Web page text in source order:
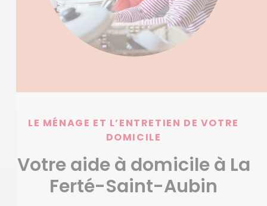
LE MÉNAGE ET L’ENTRETIEN DE VOTRE
DOMICILE
Votre aide à domicile à La
Ferté-Saint-Aubin